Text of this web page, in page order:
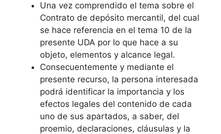
Una vez comprendido el tema sobre el
Contrato de depósito mercantil, del cual
se hace referencia en el tema 10 de la
presente UDA por lo que hace a su
objeto, elementos y alcance legal.
Consecuentemente y mediante el
presente recurso, la persona interesada
podrá identificar la importancia y los
efectos legales del contenido de cada
uno de sus apartados, a saber, del
proemio, declaraciones, cláusulas y la